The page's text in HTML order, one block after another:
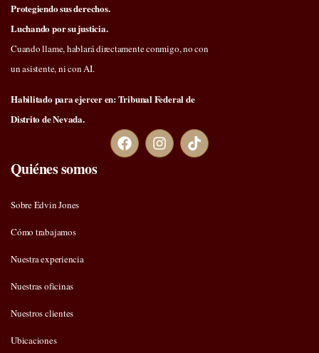
Protegiendo sus derechos.
Luchando por su justicia.
Cuando llame, hablará directamente conmigo, no con
un asistente, ni con AI.
Habilitado para ejercer en: Tribunal Federal de
Distrito de Nevada.
Quiénes somos
Sobre Edvin Jones
Cómo trabajamos
Nuestra experiencia
Nuestras oficinas
Nuestros clientes
Ubicaciones